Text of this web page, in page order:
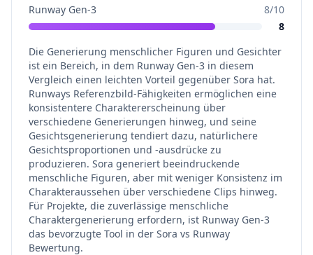
Runway Gen-3
8/10
8
Die Generierung menschlicher Figuren und Gesichter
ist ein Bereich, in dem Runway Gen-3 in diesem
Vergleich einen leichten Vorteil gegenüber Sora hat.
Runways Referenzbild-Fähigkeiten ermöglichen eine
konsistentere Charaktererscheinung über
verschiedene Generierungen hinweg, und seine
Gesichtsgenerierung tendiert dazu, natürlichere
Gesichtsproportionen und -ausdrücke zu
produzieren. Sora generiert beeindruckende
menschliche Figuren, aber mit weniger Konsistenz im
Charakteraussehen über verschiedene Clips hinweg.
Für Projekte, die zuverlässige menschliche
Charaktergenerierung erfordern, ist Runway Gen-3
das bevorzugte Tool in der Sora vs Runway
Bewertung.